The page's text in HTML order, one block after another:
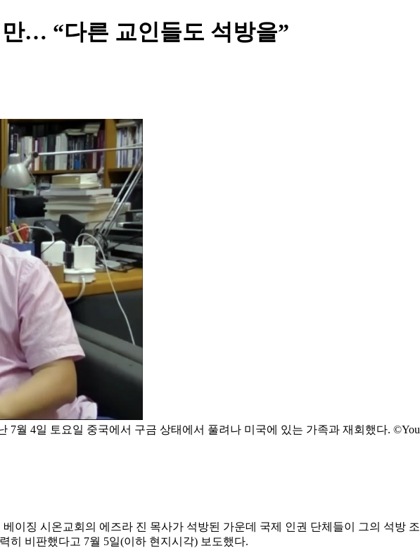
… “다른 교인들도 석방을”
월 4일 토요일 중국에서 구금 상태에서 풀려나 미국에 있는 가족과 재회했다.
이징 시온교회의 에즈라 진 목사가 석방된 가운데 국제 인권 단체들이 그의 석방
히 비판했다고 7월 5일(이하 현지시각) 보도했다.